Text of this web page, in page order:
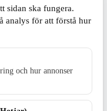
som sedan 2002 ger
sidan ska fungera.
analys för att förstå hur
och hur annonser